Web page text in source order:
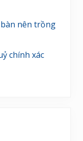
nên trồng
chính xác